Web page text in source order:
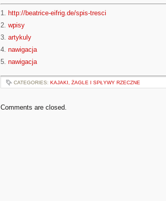
1. http://beatrice-eifrig.de/spis-tresci
2. wpisy
3. artykuly
4. nawigacja
5. nawigacja
CATEGORIES: KAJAKI, ŻAGLE I SPŁYWY RZECZNE
Comments are closed.